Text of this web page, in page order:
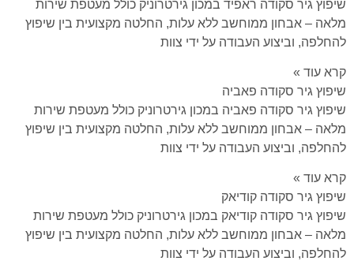
שיפוץ גיר סקודה ראפיד במכון גירטרוניק כולל מעטפת שירות
מלאה – אבחון ממוחשב ללא עלות, החלטה מקצועית בין שיפוץ
להחלפה, וביצוע העבודה על ידי צוות
קרא עוד »
שיפוץ גיר סקודה פאביה
שיפוץ גיר סקודה פאביה במכון גירטרוניק כולל מעטפת שירות
מלאה – אבחון ממוחשב ללא עלות, החלטה מקצועית בין שיפוץ
להחלפה, וביצוע העבודה על ידי צוות
קרא עוד »
שיפוץ גיר סקודה קודיאק
שיפוץ גיר סקודה קודיאק במכון גירטרוניק כולל מעטפת שירות
מלאה – אבחון ממוחשב ללא עלות, החלטה מקצועית בין שיפוץ
להחלפה, וביצוע העבודה על ידי צוות